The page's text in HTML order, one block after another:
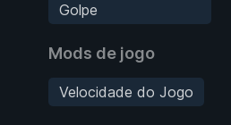
Golpe
Mods de jogo
Velocidade do Jogo